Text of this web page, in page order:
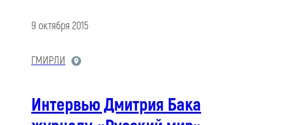
9 октября 2015
ГМИРЛИ
Интервью Дмитрия Бака